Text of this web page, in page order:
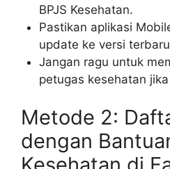
BPJS Kesehatan.
Pastikan aplikasi
update ke versi
Jangan ragu untuk
petugas kesehatan
Metode 2:
dengan